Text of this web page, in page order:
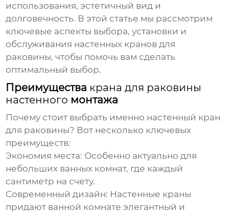
использования, эстетичный вид и
долговечность. В этой статье мы рассмотрим
ключевые аспекты выбора, установки и
обслуживания настенных кранов для
раковины, чтобы помочь вам сделать
оптимальный выбор.
Преимущества крана для раковины
настенного монтажа
Почему стоит выбрать именно настенный кран
для раковины? Вот несколько ключевых
преимуществ:
Экономия места: Особенно актуально для
небольших ванных комнат, где каждый
сантиметр на счету.
Современный дизайн: Настенные краны
придают ванной комнате элегантный и